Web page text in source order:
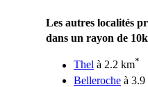
Les autres localités
dans un rayon de
Thel à 2.2 km*
Belleroche à 3.9